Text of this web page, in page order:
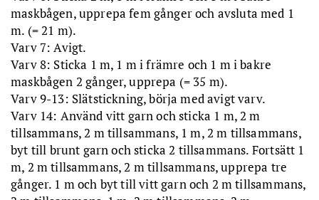
maskbågen, upprepa fem gånger och avsluta med 1
m. (= 21 m).
Varv 7: Avigt.
Varv 8: Sticka 1 m, 1 m i främre och 1 m i bakre
maskbågen 2 gånger, upprepa (= 35 m).
Varv 9-13: Slätstickning, börja med avigt varv.
Varv 14: Använd vitt garn och sticka 1 m, 2 m
tillsammans, 2 m tillsammans, 1 m, 2 m tillsammans,
byt till brunt garn och sticka 2 tillsammans. Fortsätt 1
m, 2 m tillsammans, 2 m tillsammans, upprepa tre
gånger. 1 m och byt till vitt garn och 2 m tillsammans,